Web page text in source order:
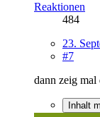
Reaktionen
484
23.
#7
dann zeig mal
Inhalt